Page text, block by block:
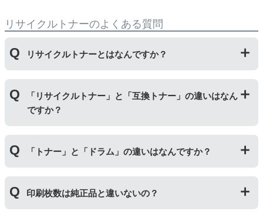
リサイクルトナーのよくある質問
リサイクルトナーとはなんですか？
にて洗浄やトナー(粉)充填をしたうえで、再度販売して
いる商品です。
純正品に比べて、印刷代を節約することができます。
「リサイクルトナー」と「互換トナー」の違いはなん
ですか？
ッジを国内で1本づつ丁寧に製造しているため、比較的
不具合の起きにくい商品です。
「互換トナー」は純正品を模して製造された大量生産さ
れた商品のため、お求めやすい価格になっております。
「トナー」と「ドラム」の違いはなんですか？
ートリッジのことです。「ドラム(感光体ユニット)」は
トナーを用紙に写すためのもので、トナーカートリッジ
印刷枚数は純正品と違いないの？